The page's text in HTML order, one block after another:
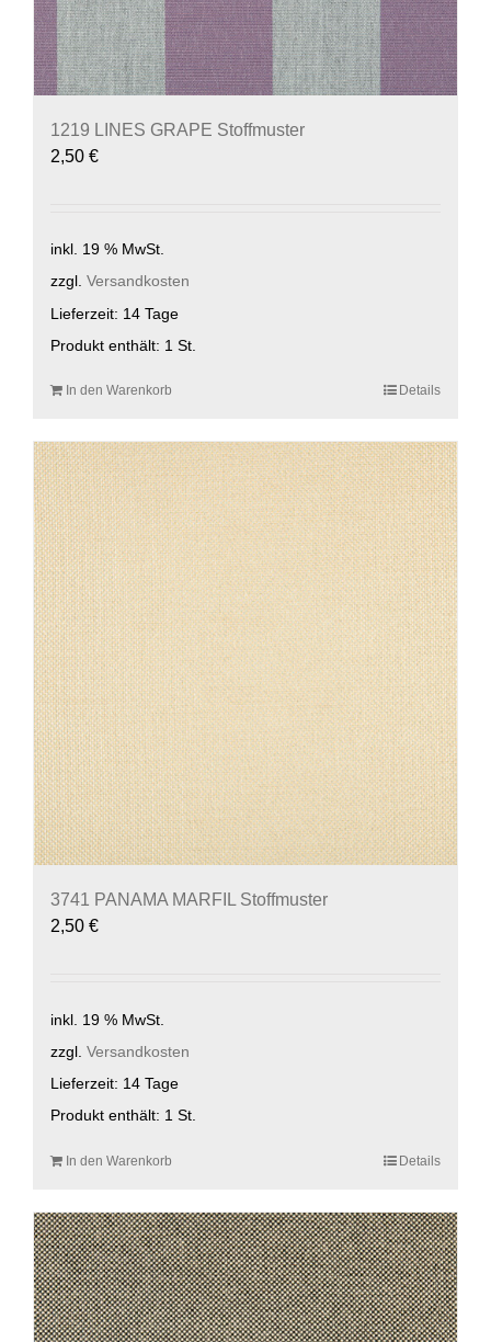
1219 LINES GRAPE Stoffmuster
2,50 €
inkl. 19 % MwSt.
zzgl. Versandkosten
Lieferzeit: 14 Tage
Produkt enthält: 1 St.
In den Warenkorb Details
3741 PANAMA MARFIL Stoffmuster
2,50 €
inkl. 19 % MwSt.
zzgl. Versandkosten
Lieferzeit: 14 Tage
Produkt enthält: 1 St.
In den Warenkorb Details